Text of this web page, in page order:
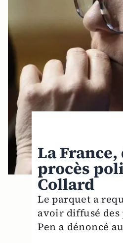
La
procès
Collard
Le parquet a
avoir diffusé
Pen a dénoncé